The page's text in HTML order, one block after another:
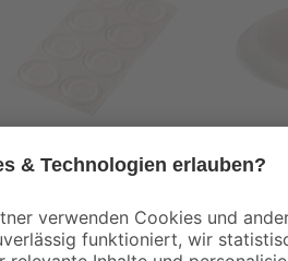
Rutschstopper Ø 1,9
cm
2